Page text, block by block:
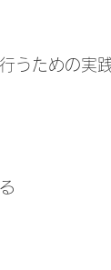
うための実